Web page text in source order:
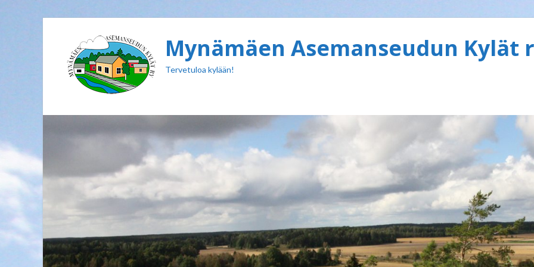
Mynämäen Asemanseudun Kylät
Tervetuloa kylään!